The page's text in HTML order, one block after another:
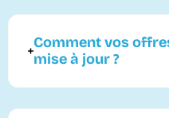
Comment vos
mise à jour ?